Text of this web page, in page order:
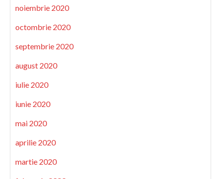
noiembrie 2020
octombrie 2020
septembrie 2020
august 2020
iulie 2020
iunie 2020
mai 2020
aprilie 2020
martie 2020